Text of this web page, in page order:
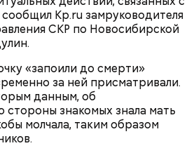
Kp.ru замруководителя
СКР по Новосибирской
«запоили до смерти»
за ней присматривали.
данным, об
стороны знакомых знала мать
молчала, таким образом
СК по Московской области
противоправным
потерпевшего и лиц из его
незаконно удерживали
— рассказывал
Александр Супрун.